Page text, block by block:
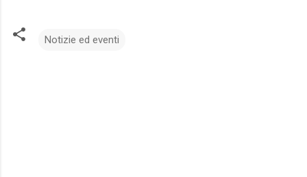
Notizie ed eventi